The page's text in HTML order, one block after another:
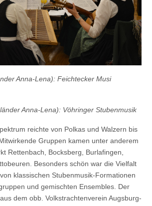
Anna-Lena): Feichtecker Musi
Anna-Lena): Vöhringer Stubenmusik
reichte von Polkas und Walzern bis
Gruppen kamen unter anderem
Rettenbach, Bocksberg, Burlafingen,
Besonders schön war die Vielfalt
klassischen Stubenmusik-Formationen
und gemischten Ensembles. Der
dem obb. Volkstrachtenverein Augsburg-